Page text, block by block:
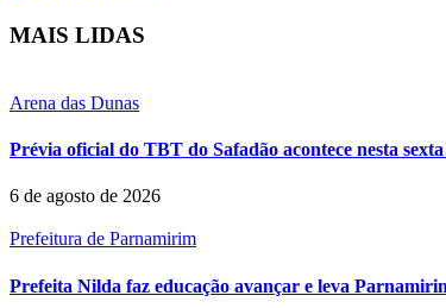
MAIS LIDAS
Arena das Dunas
Prévia oficial do TBT do Safadão acontece nesta
6 de agosto de 2026
Prefeitura de Parnamirim
Prefeita Nilda faz educação avançar e leva